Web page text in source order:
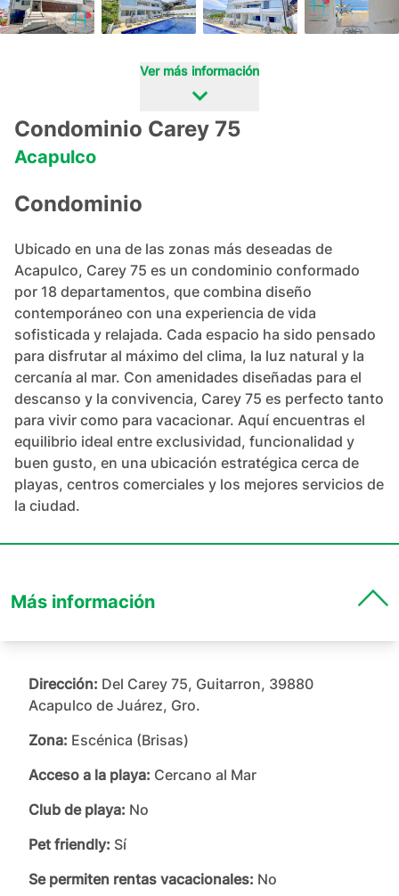
Ver más información
Condominio Carey 75
Acapulco
Condominio
Ubicado en una de las zonas más deseadas de
Acapulco, Carey 75 es un condominio conformado
por 18 departamentos, que combina diseño
contemporáneo con una experiencia de vida
sofisticada y relajada. Cada espacio ha sido pensado
para disfrutar al máximo del clima, la luz natural y la
cercanía al mar. Con amenidades diseñadas para el
descanso y la convivencia, Carey 75 es perfecto tanto
para vivir como para vacacionar. Aquí encuentras el
equilibrio ideal entre exclusividad, funcionalidad y
buen gusto, en una ubicación estratégica cerca de
playas, centros comerciales y los mejores servicios de
la ciudad.
Más información
Dirección: Del Carey 75, Guitarron, 39880
Acapulco de Juárez, Gro.
Zona: Escénica (Brisas)
Acceso a la playa: Cercano al Mar
Club de playa: No
Pet friendly: Sí
Se permiten rentas vacacionales: No